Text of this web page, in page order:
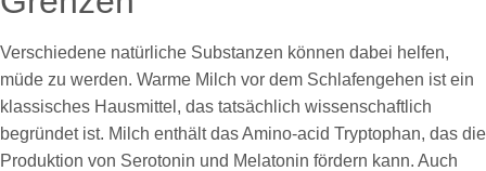
Verschiedene natürliche Substanzen können dabei helfen,
müde zu werden. Warme Milch vor dem Schlafengehen ist ein
klassisches Hausmittel, das tatsächlich wissenschaftlich
begründet ist. Milch enthält das Amino-acid Tryptophan, das die
Produktion von Serotonin und Melatonin fördern kann. Auch